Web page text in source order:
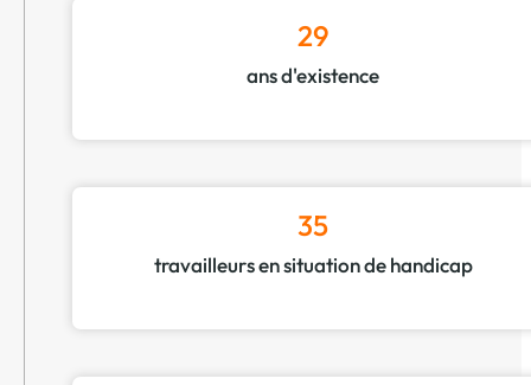
29
ans d'existence
35
travailleurs en situation de handicap